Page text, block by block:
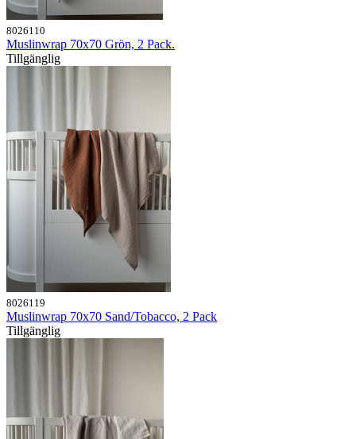
8026110
Muslinwrap 70x70 Grön, 2 Pack.
Tillgänglig
8026119
Muslinwrap 70x70 Sand/Tobacco, 2 Pack
Tillgänglig